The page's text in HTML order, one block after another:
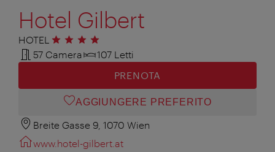
Hotel Gilbert
HOTEL 4 stelle
57 Camera
107 Letti
PRENOTA
AGGIUNGERE PREFERITO
Breite Gasse 9, 1070 Wien
www.hotel-gilbert.at